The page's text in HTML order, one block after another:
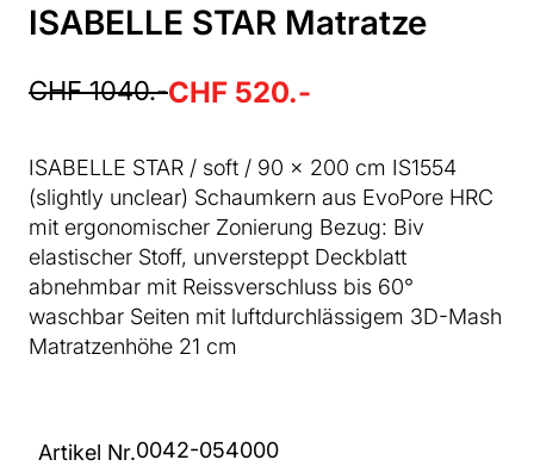
ISABELLE STAR Matratze
CHF 1040.-CHF 520.-
ISABELLE STAR / soft / 90 x 200 cm IS1554
(slightly unclear) Schaumkern aus EvoPore HRC
mit ergonomischer Zonierung Bezug: Biv
elastischer Stoff, unversteppt Deckblatt
abnehmbar mit Reissverschluss bis 60°
waschbar Seiten mit luftdurchlässigem 3D-Mash
Matratzenhöhe 21 cm
Artikel Nr.0042-054000